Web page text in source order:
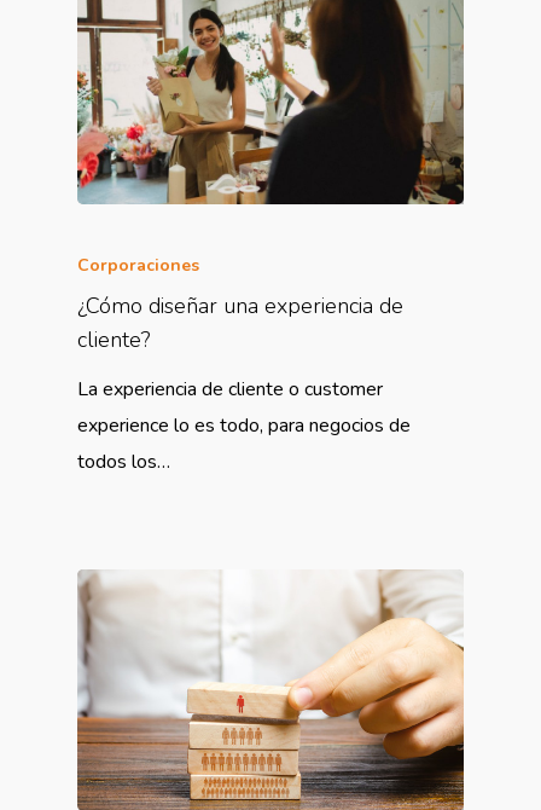
Corporaciones
¿Cómo diseñar una experiencia de
cliente?
La experiencia de cliente o customer
experience lo es todo, para negocios de
todos los…